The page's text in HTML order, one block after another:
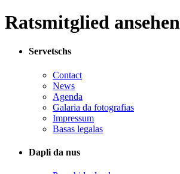
Ratsmitglied ansehen
Servetschs
Contact
News
Agenda
Galaria da fotografias
Impressum
Basas legalas
Dapli da nus